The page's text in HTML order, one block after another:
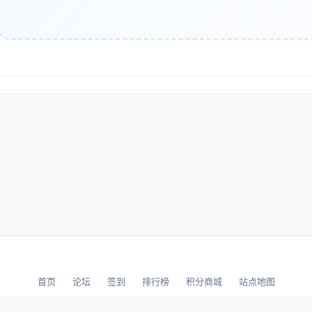
对话管理技巧
进行有效对话需要掌握以下技巧：
能够快速处理大量市场数据，生成具有洞察力的分析报告。以下是
首页 论坛 签到 排行榜 积分商城 站点地图